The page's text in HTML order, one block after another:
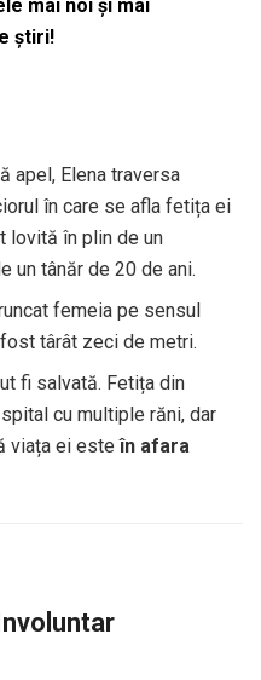
mai noi și mai
știri!
apel, Elena traversa
în care se afla fetița ei
lovită în plin de un
un tânăr de 20 de ani.
femeia pe sensul
târât zeci de metri.
fi salvată. Fetița din
cu multiple răni, dar
viața ei esteîn afara